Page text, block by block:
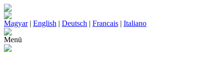
Magyar| English | Deutsch | Francais | Italiano
Menü